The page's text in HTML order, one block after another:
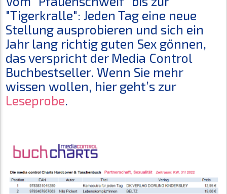
"Tigerkralle": Jeden Tag eine neue
Stellung ausprobieren und sich ein
Jahr lang richtig guten Sex gönnen,
das verspricht der Media Control
Buchbestseller. Wenn Sie mehr
wissen wollen, hier geht’s zur
Leseprobe.